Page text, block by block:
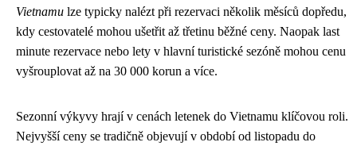
Vietnamu lze typicky nalézt při rezervaci několik měsíců dopředu,
kdy cestovatelé mohou ušetřit až třetinu běžné ceny. Naopak last
minute rezervace nebo lety v hlavní turistické sezóně mohou cenu
vyšrouplovat až na 30 000 korun a více.
Sezonní výkyvy hrají v cenách letenek do Vietnamu klíčovou roli.
Nejvyšší ceny se tradičně objevují v období od listopadu do